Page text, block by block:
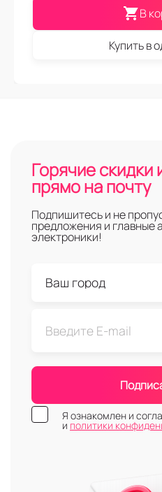
В
Купить в
Горячие скидки
прямо на почту
Подпишитесь и не
предложения и главные
электроники!
Я ознакомлен и
и политики